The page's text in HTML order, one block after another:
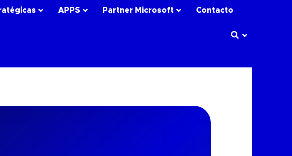
APPS Partner Microsoft Contacto